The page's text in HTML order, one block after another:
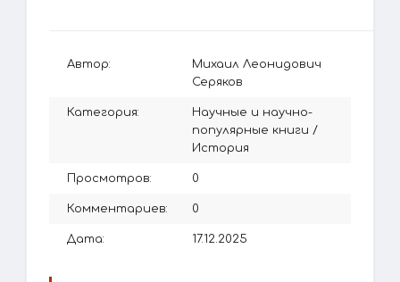
Автор:
Михаил Леонидович
Серяков
Категория:
Научные и научно-
популярные книги /
История
Просмотров: 0
Комментариев: 0
Дата: 17.12.2025